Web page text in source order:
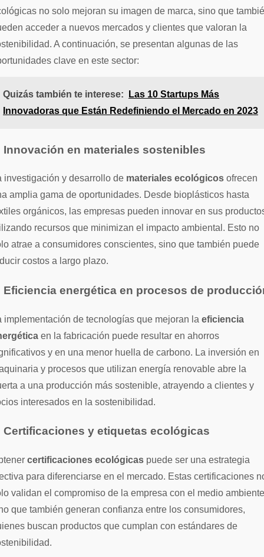
no solo mejoran su imagen de marca, sino que
acceder a nuevos mercados y clientes que valoran la
A continuación, se presentan algunas de las
clave en este sector:
Quizás también te interese:
Las 10 Startups Más
Innovadoras que Están Redefiniendo el Mercado en 2023
Innovación en materiales sostenibles
investigación y desarrollo de materiales ecológicos ofrecen
amplia gama de oportunidades. Desde bioplásticos hasta
orgánicos, las empresas pueden innovar en sus
recursos que minimizan el impacto ambiental. Esto no
atrae a consumidores conscientes, sino que también puede
costos a largo plazo.
Eficiencia energética en procesos de
implementación de tecnologías que mejoran la eficiencia
en la fabricación puede resultar en ahorros
y en una menor huella de carbono. La inversión en
y procesos que utilizan energía renovable abre la
a una producción más sostenible, atrayendo a clientes y
interesados en la sostenibilidad.
Certificaciones y etiquetas ecológicas
certificaciones ecológicas puede ser una estrategia
para diferenciarse en el mercado. Estas certificaciones
validan el compromiso de la empresa con el medio
que también generan confianza entre los consumidores,
buscan productos que cumplan con estándares de